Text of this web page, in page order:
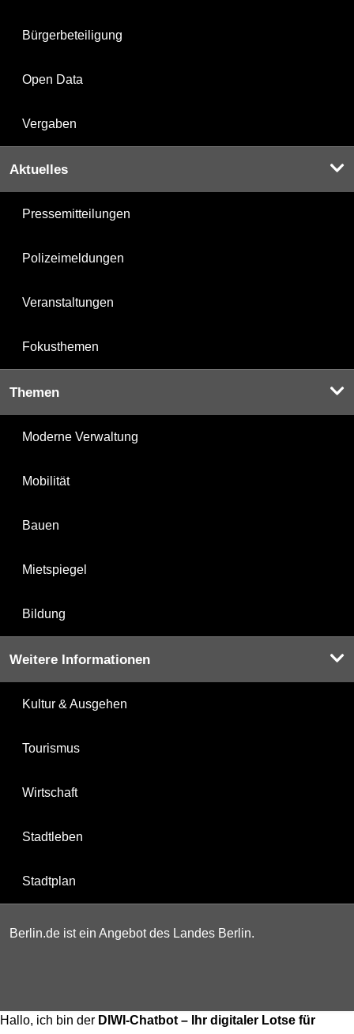
Bürgerbeteiligung
Open Data
Vergaben
Aktuelles
Pressemitteilungen
Polizeimeldungen
Veranstaltungen
Fokusthemen
Themen
Moderne Verwaltung
Mobilität
Bauen
Mietspiegel
Bildung
Weitere Informationen
Kultur & Ausgehen
Tourismus
Wirtschaft
Stadtleben
Stadtplan
Berlin.de ist ein Angebot des Landes Berlin.
Hallo, ich bin der DIWI-Chatbot – Ihr digitaler Lotse für